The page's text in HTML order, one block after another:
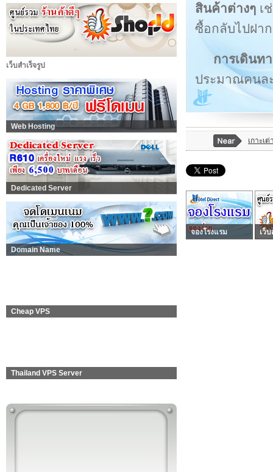
เว็บสำเร็จรูป
Web Hosting
Dedicated Server
Domain Name
Cheap VPS
Thailand VPS Server
สินค้าต่างๆ เ
ซื้อกลับไปฝา
การเดินท
ประมาณคนล
เกาะเต่
จองโรงแรม เว็